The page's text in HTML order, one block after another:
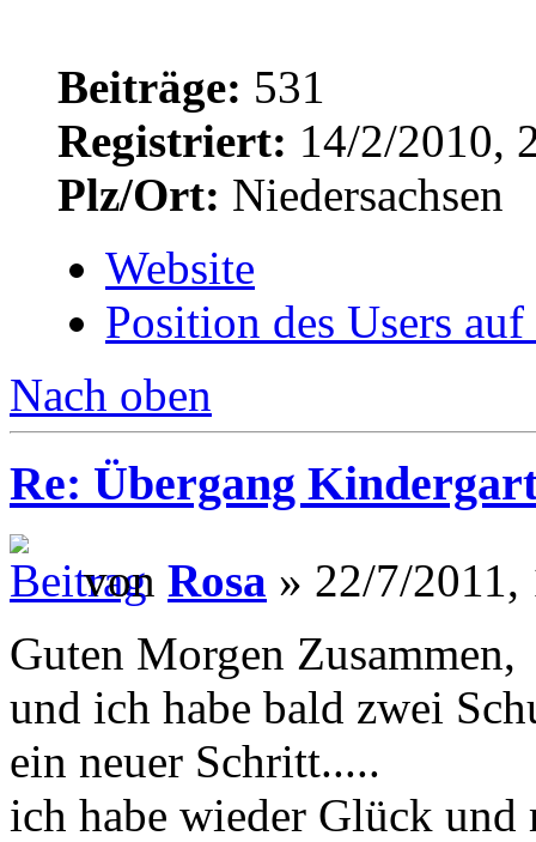
Beiträge: 531
Registriert: 14/2/2010,
Plz/Ort: Niedersachsen
Website
Position des Users
Nach oben
Re: Übergang
von Rosa » 22/7/2011,
Guten Morgen Zusammen,
und ich habe bald zwei
ein neuer Schritt.....
ich habe wieder Glück und